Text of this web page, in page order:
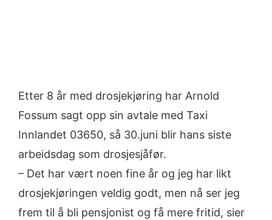
Etter 8 år med drosjekjøring har Arnold
Fossum sagt opp sin avtale med Taxi
Innlandet 03650, så 30.juni blir hans siste
arbeidsdag som drosjesjåfør.
– Det har vært noen fine år og jeg har likt
drosjekjøringen veldig godt, men nå ser jeg
frem til å bli pensjonist og få mere fritid, sier